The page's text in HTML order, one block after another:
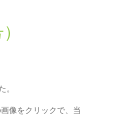
。
像をクリックで、当